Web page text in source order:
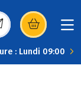
dans une
: Lundi 09:00